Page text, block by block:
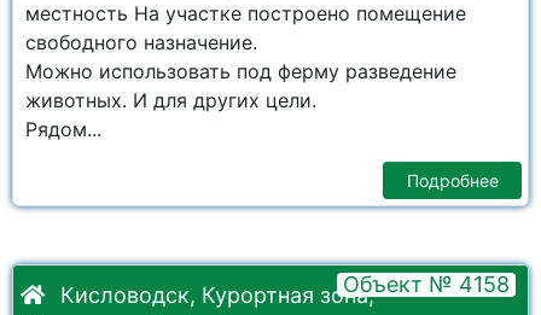
местность На участке построено помещение
свободного назначение.
Можно использовать под ферму разведение
животных. И для других цели.
Рядом...
Подробнее
Кисловодск, Курортная зона,Объект № 4158